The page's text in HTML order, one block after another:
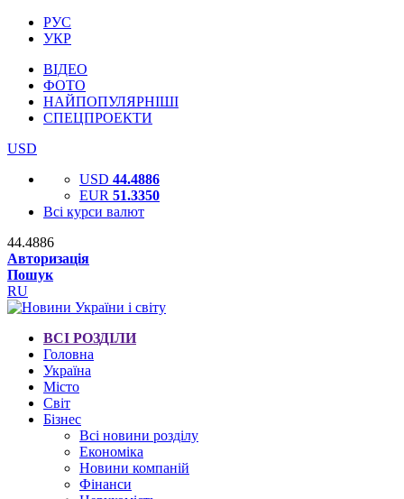
РУС
УКР
ВІДЕО
ФОТО
НАЙПОПУЛЯРНІШІ
СПЕЦПРОЕКТИ
USD
USD 44.4886
EUR 51.3350
Всі курси валют
44.4886
Авторизація
Пошук
RU
ВСІ РОЗДІЛИ
Головна
Україна
Місто
Світ
Бізнес
Всі новини розділу
Економіка
Новини компаній
Фінанси